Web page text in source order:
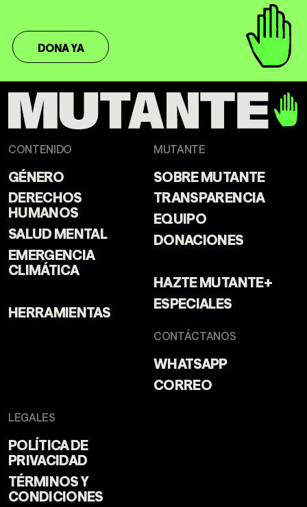
DONA YA
CONTENIDO
GÉNERO
DERECHOS
HUMANOS
SALUD MENTAL
EMERGENCIA
CLIMÁTICA
HERRAMIENTAS
MUTANTE
SOBRE MUTANTE
TRANSPARENCIA
EQUIPO
DONACIONES
HAZTE MUTANTE+
ESPECIALES
CONTÁCTANOS
WHATSAPP
CORREO
LEGALES
POLÍTICA DE
PRIVACIDAD
TÉRMINOS Y
CONDICIONES